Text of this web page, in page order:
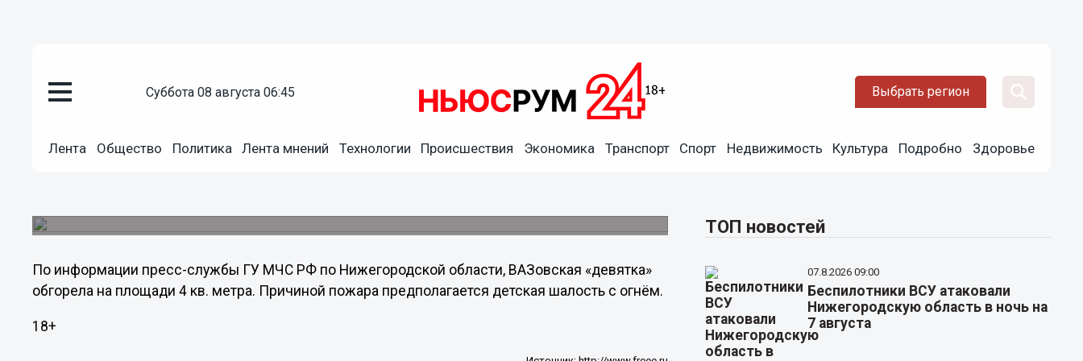
суббота 08 августа 06:45 Выбрать регион
Лента Общество Политика Лента мнений Технологии Происшествия Экономика Транспорт Спорт Недвижимость Культура Подробно Здоровье
Автомобиль сгорел из-за детской игры в Нижнем
По информации пресс-службы ГУ МЧС РФ по Нижегородской области, ВАЗовская «девятка»
обгорела на площади 4 кв. метра. Причиной пожара предполагается детская шалость с огнём.
18+
ТОП новостей
07.8.2026 09:00
Беспилотники ВСУ атаковали
Нижегородскую область в ночь на
7 августа